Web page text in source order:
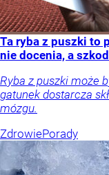
Ta ryba z puszki to
nie docenia, a
Ryba z puszki może
gatunek dostarcza
mózgu.
ZdrowiePorady